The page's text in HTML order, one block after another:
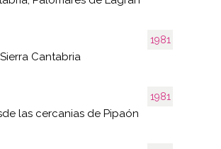
1981
Cantabria
1981
las cercanias de Pipaón